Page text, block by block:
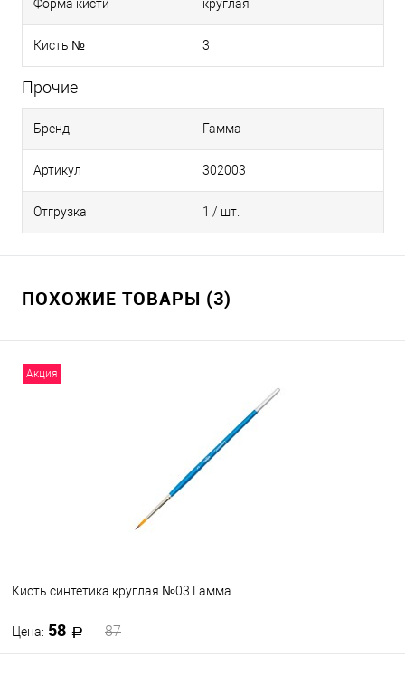
Форма кисти круглая
Кисть № 3
Прочие
Бренд Гамма
Артикул 302003
Отгрузка 1 / шт.
ПОХОЖИЕ ТОВАРЫ (3)
Акция
Кисть синтетика круглая №03 Гамма
Цена: 58 87